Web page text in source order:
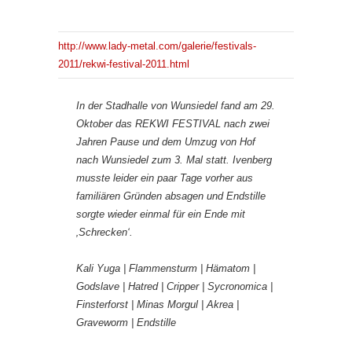
http://www.lady-metal.com/galerie/festivals-
2011/rekwi-festival-2011.html
In der Stadhalle von Wunsiedel fand am 29.
Oktober das REKWI FESTIVAL nach zwei
Jahren Pause und dem Umzug von Hof
nach Wunsiedel zum 3. Mal statt. Ivenberg
musste leider ein paar Tage vorher aus
familiären Gründen absagen und Endstille
sorgte wieder einmal für ein Ende mit
‚Schrecken‘.
Kali Yuga | Flammensturm | Hämatom |
Godslave | Hatred | Cripper | Sycronomica |
Finsterforst | Minas Morgul | Akrea |
Graveworm | Endstille